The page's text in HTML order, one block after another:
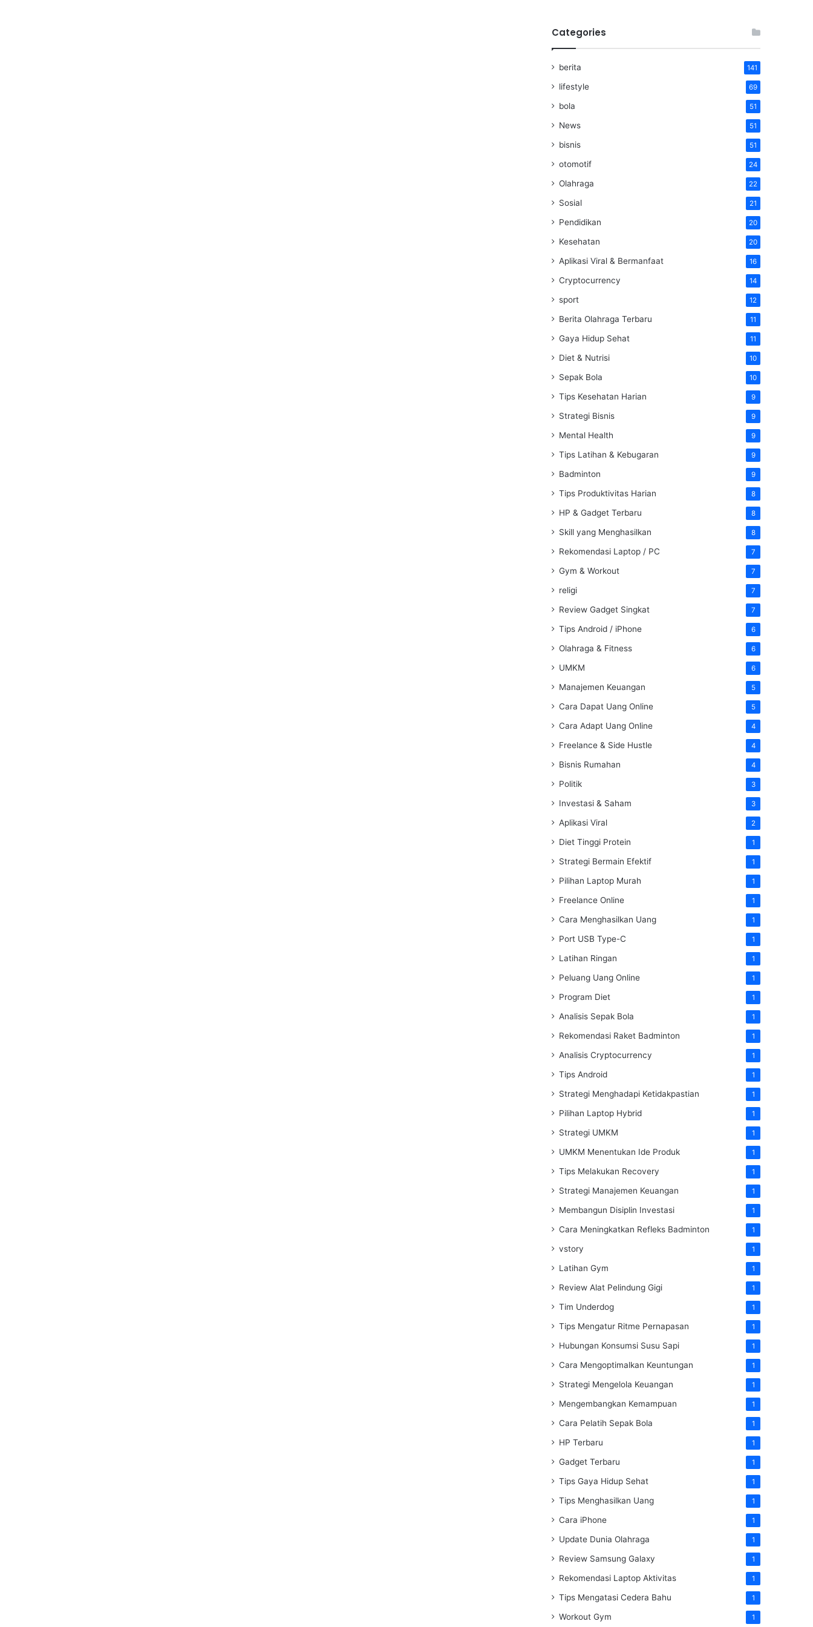
Categories
berita 141
lifestyle 69
bola 51
News 51
bisnis 51
otomotif 24
Olahraga 22
Sosial 21
Pendidikan 20
Kesehatan 20
Aplikasi Viral & Bermanfaat 16
Cryptocurrency 14
sport 12
Berita Olahraga Terbaru 11
Gaya Hidup Sehat 11
Diet & Nutrisi 10
Sepak Bola 10
Tips Kesehatan Harian 9
Strategi Bisnis 9
Mental Health 9
Tips Latihan & Kebugaran 9
Badminton 9
Tips Produktivitas Harian 8
HP & Gadget Terbaru 8
Skill yang Menghasilkan 8
Rekomendasi Laptop / PC 7
Gym & Workout 7
religi 7
Review Gadget Singkat 7
Tips Android / iPhone 6
Olahraga & Fitness 6
UMKM 6
Manajemen Keuangan 5
Cara Dapat Uang Online 5
Cara Adapt Uang Online 4
Freelance & Side Hustle 4
Bisnis Rumahan 4
Politik 3
Investasi & Saham 3
Aplikasi Viral 2
Diet Tinggi Protein 1
Strategi Bermain Efektif 1
Pilihan Laptop Murah 1
Freelance Online 1
Cara Menghasilkan Uang 1
Port USB Type-C 1
Latihan Ringan 1
Peluang Uang Online 1
Program Diet 1
Analisis Sepak Bola 1
Rekomendasi Raket Badminton 1
Analisis Cryptocurrency 1
Tips Android 1
Strategi Menghadapi Ketidakpastian 1
Pilihan Laptop Hybrid 1
Strategi UMKM 1
UMKM Menentukan Ide Produk 1
Tips Melakukan Recovery 1
Strategi Manajemen Keuangan 1
Membangun Disiplin Investasi 1
Cara Meningkatkan Refleks Badminton 1
vstory 1
Latihan Gym 1
Review Alat Pelindung Gigi 1
Tim Underdog 1
Tips Mengatur Ritme Pernapasan 1
Hubungan Konsumsi Susu Sapi 1
Cara Mengoptimalkan Keuntungan 1
Strategi Mengelola Keuangan 1
Mengembangkan Kemampuan 1
Cara Pelatih Sepak Bola 1
HP Terbaru 1
Gadget Terbaru 1
Tips Gaya Hidup Sehat 1
Tips Menghasilkan Uang 1
Cara iPhone 1
Update Dunia Olahraga 1
Review Samsung Galaxy 1
Rekomendasi Laptop Aktivitas 1
Tips Mengatasi Cedera Bahu 1
Workout Gym 1